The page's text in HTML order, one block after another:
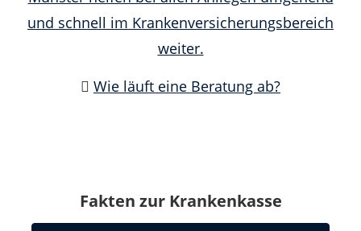
Wie läuft eine Beratung ab?
Fakten zur Krankenkasse